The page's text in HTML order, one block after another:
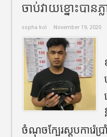
ចាប់វាយខ្នោះបានភ្
sopha kol November 19, 2020
ចំណុចក្បែរស្តុបការ៉េ